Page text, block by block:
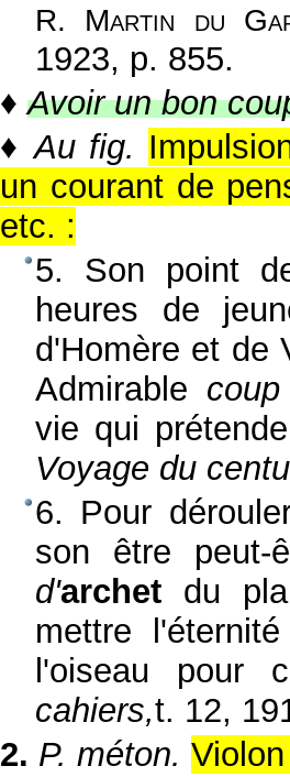
R. Martin du
1923, p. 855.
♦Avoir un bon
♦Au fig.
un courant de
etc. :
5. Son point
heures de
d'Homère et de
Admirable
vie qui
Voyage du
6. Pour
son être
d'archet du
mettre
l'oiseau pour
cahiers,t. 12,
2. P. méton.